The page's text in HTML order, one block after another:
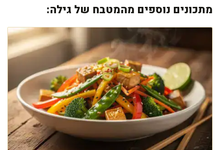
מתכונים נוספים מהמטבח של גילה: